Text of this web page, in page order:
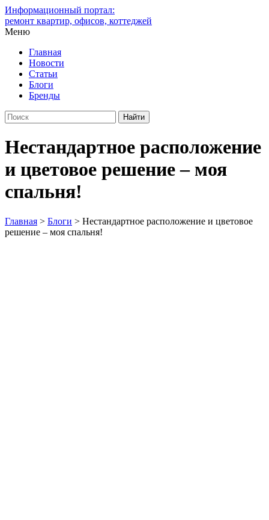
Информационный портал:
ремонт квартир, офисов, коттеджей
Меню
Главная
Новости
Статьи
Блоги
Бренды
Нестандартное расположение
и цветовое решение – моя
спальня!
Главная > Блоги > Нестандартное расположение и цветовое
решение – моя спальня!